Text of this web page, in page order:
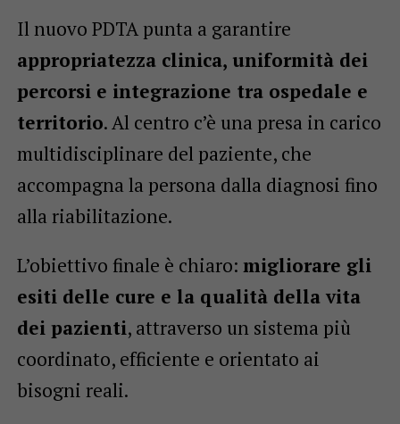
Il nuovo PDTA punta a garantire
appropriatezza clinica, uniformità dei
percorsi e integrazione tra ospedale e
territorio. Al centro c’è una presa in carico
multidisciplinare del paziente, che
accompagna la persona dalla diagnosi fino
alla riabilitazione.
L’obiettivo finale è chiaro: migliorare gli
esiti delle cure e la qualità della vita
dei pazienti, attraverso un sistema più
coordinato, efficiente e orientato ai
bisogni reali.